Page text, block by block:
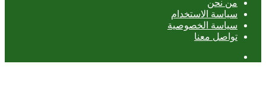
من نحن
سياسة الاستخدام
سياسة الخصوصية
تواصل معنا